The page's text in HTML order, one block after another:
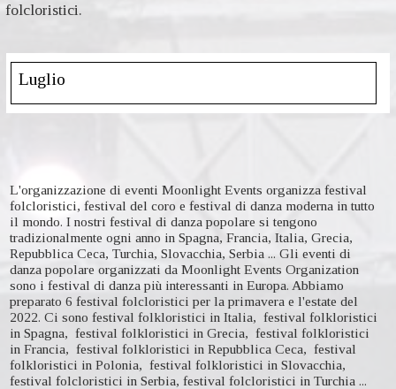
folcloristici.
Luglio
L'organizzazione di eventi Moonlight Events organizza festival
folcloristici, festival del coro e festival di danza moderna in tutto
il mondo. I nostri festival di danza popolare si tengono
tradizionalmente ogni anno in Spagna, Francia, Italia, Grecia,
Repubblica Ceca, Turchia, Slovacchia, Serbia ... Gli eventi di
danza popolare organizzati da Moonlight Events Organization
sono i festival di danza più interessanti in Europa. Abbiamo
preparato 6 festival folcloristici per la primavera e l'estate del
2022. Ci sono festival folkloristici in Italia, festival folkloristici
in Spagna, festival folkloristici in Grecia, festival folkloristici
in Francia, festival folkloristici in Repubblica Ceca, festival
folkloristici in Polonia, festival folkloristici in Slovacchia,
festival folcloristici in Serbia, festival folcloristici in Turchia ...